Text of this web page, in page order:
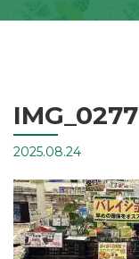
IMG_0277
2025.08.24